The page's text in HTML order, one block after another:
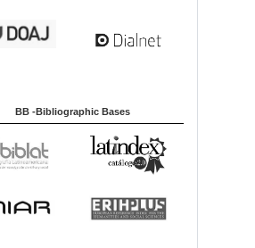
BB -Bibliographic Bases